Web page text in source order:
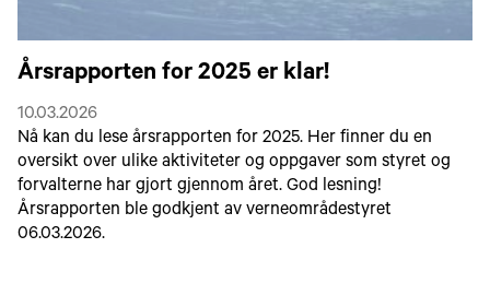
Årsrapporten for 2025 er klar!
10.03.2026
Nå kan du lese årsrapporten for 2025. Her finner du en
oversikt over ulike aktiviteter og oppgaver som styret og
forvalterne har gjort gjennom året. God lesning!
Årsrapporten ble godkjent av verneområdestyret
06.03.2026.